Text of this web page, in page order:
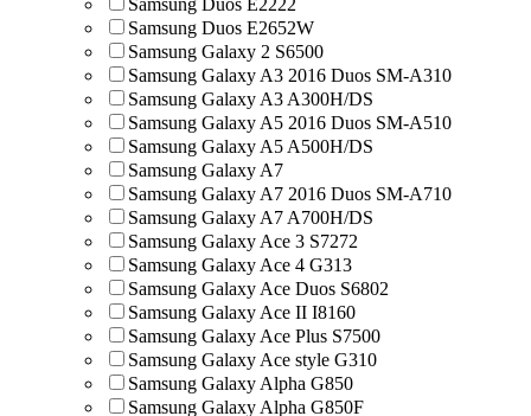
Samsung Duos E2652W
Samsung Galaxy 2 S6500
Samsung Galaxy A3 2016 Duos SM-A310
Samsung Galaxy A3 A300H/DS
Samsung Galaxy A5 2016 Duos SM-A510
Samsung Galaxy A5 A500H/DS
Samsung Galaxy A7
Samsung Galaxy A7 2016 Duos SM-A710
Samsung Galaxy A7 A700H/DS
Samsung Galaxy Ace 3 S7272
Samsung Galaxy Ace 4 G313
Samsung Galaxy Ace Duos S6802
Samsung Galaxy Ace II I8160
Samsung Galaxy Ace Plus S7500
Samsung Galaxy Ace style G310
Samsung Galaxy Alpha G850
Samsung Galaxy Alpha G850F